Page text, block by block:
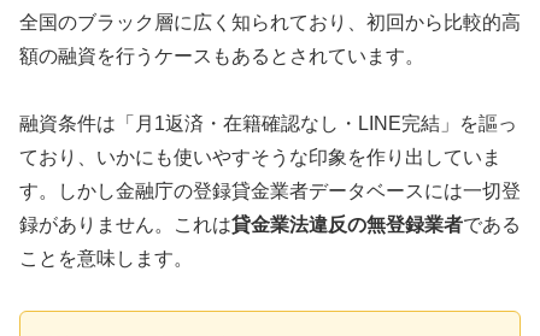
全国のブラック層に広く知られており、初回から比較的高
額の融資を行うケースもあるとされています。
融資条件は「月1返済・在籍確認なし・LINE完結」を謳っ
ており、いかにも使いやすそうな印象を作り出していま
す。しかし金融庁の登録貸金業者データベースには一切登
録がありません。これは貸金業法違反の無登録業者である
ことを意味します。